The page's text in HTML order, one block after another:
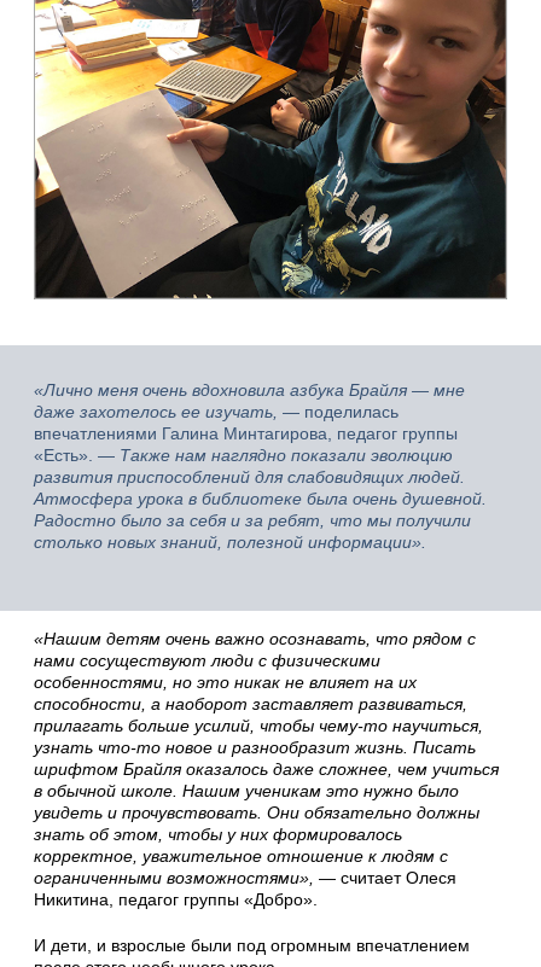
«Лично меня очень вдохновила азбука Брайля — мне
даже захотелось ее изучать, — поделилась
впечатлениями Галина Минтагирова, педагог группы
«Есть». — Также нам наглядно показали эволюцию
развития приспособлений для слабовидящих людей.
Атмосфера урока в библиотеке была очень душевной.
Радостно было за себя и за ребят, что мы получили
столько новых знаний, полезной информации».
«Нашим детям очень важно осознавать, что рядом с
нами сосуществуют люди с физическими
особенностями, но это никак не влияет на их
способности, а наоборот заставляет развиваться,
прилагать больше усилий, чтобы чему-то научиться,
узнать что-то новое и разнообразит жизнь. Писать
шрифтом Брайля оказалось даже сложнее, чем учиться
в обычной школе. Нашим ученикам это нужно было
увидеть и прочувствовать. Они обязательно должны
знать об этом, чтобы у них формировалось
корректное, уважительное отношение к людям с
ограниченными возможностями», — считает Олеся
Никитина, педагог группы «Добро».
И дети, и взрослые были под огромным впечатлением